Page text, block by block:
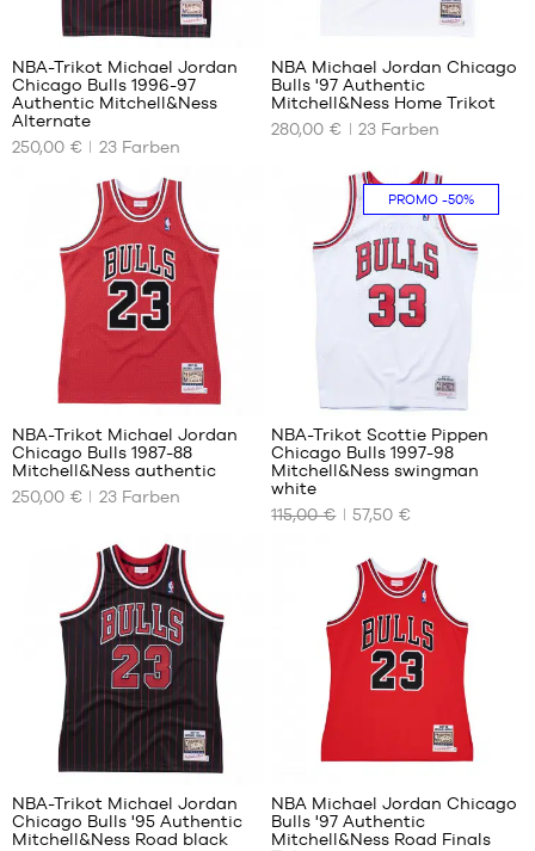
UNSERE
VERFÜGBAREN
GRÖSSEN
NBA-Trikot Michael Jordan
Chicago Bulls 1996-97
Authentic Mitchell&Ness
Alternate
250,00 €
23Farben
UNSERE
GRÖSSEN
NBA Michael Jordan Chicago
Bulls '97 Authentic
Mitchell&Ness Home Trikot
280,00 €
23 Farben
UNSERE
GRÖSSEN
NBA-Trikot Michael Jordan
Chicago Bulls 1987-88
Mitchell&Ness authentic
250,00 €
23Farben
PROMO-50%
UNSERE
VERFÜGBAREN
GRÖSSEN
86
NBA-Trikot Scottie Pippen
Chicago Bulls 1997-98
Mitchell&Ness swingman
white
115,00 €
57,50 €
UNSERE
225
NBA-Trikot Michael Jordan
Chicago Bulls '95 Authentic
Mitchell&Ness Road black
UNSERE
NBA Michael Jordan Chicago
Bulls '97 Authentic
Mitchell&Ness Road Finals